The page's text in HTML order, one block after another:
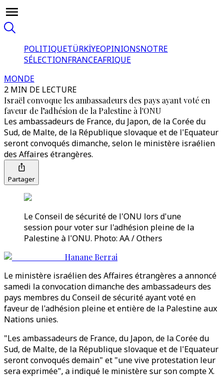
POLITIQUETÜRKİYEOPINIONSNOTRE
SÉLECTIONFRANCEAFRIQUE
MONDE
2 MIN DE LECTURE
Israël convoque les ambassadeurs des pays ayant voté en
faveur de l’adhésion de la Palestine à l'ONU
Les ambassadeurs de France, du Japon, de la Corée du
Sud, de Malte, de la République slovaque et de l'Equateur
seront convoqués dimanche, selon le ministère israélien
des Affaires étrangères.
Partager
Le Conseil de sécurité de l'ONU lors d'une
session pour voter sur l'adhésion pleine de la
Palestine à l'ONU. Photo: AA / Others
Hanane Berrai
Le ministère israélien des Affaires étrangères a annoncé
samedi la convocation dimanche des ambassadeurs des
pays membres du Conseil de sécurité ayant voté en
faveur de l'adhésion pleine et entière de la Palestine aux
Nations unies.
"Les ambassadeurs de France, du Japon, de la Corée du
Sud, de Malte, de la République slovaque et de l'Equateur
seront convoqués demain" et "une vive protestation leur
sera exprimée", a indiqué le ministère sur son compte X.